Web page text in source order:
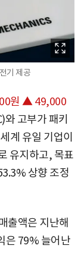
기 제공
원 ▲ 49,000
와 고부가 패키
계 유일 기업이
유지하고, 목표
상향 조정
출액은 지난해
은 79% 늘어난